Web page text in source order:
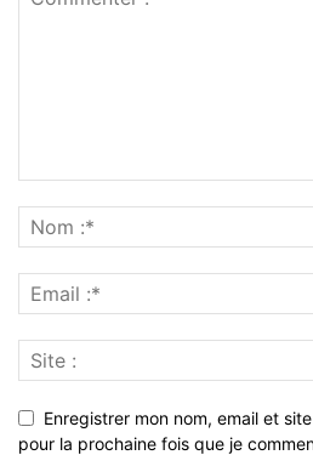
Enregistrer mon nom, email et
pour la prochaine fois que je